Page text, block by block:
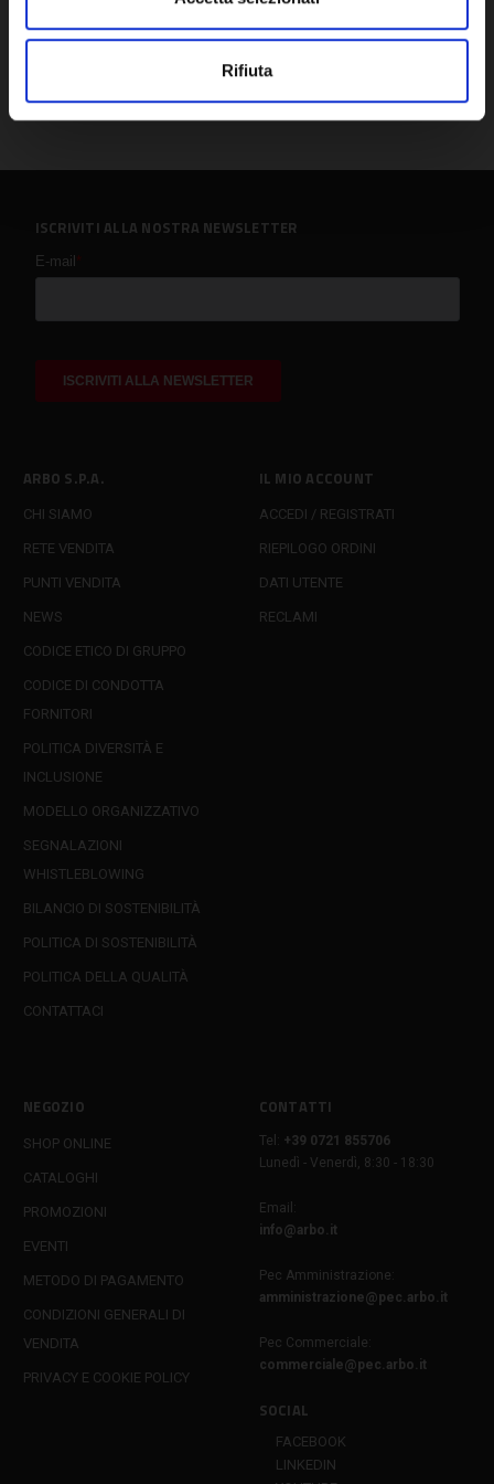
Rifiuta
ARBO S.P.A.
CHI SIAMO
RETE VENDITA
PUNTI VENDITA
NEWS
CODICE ETICO DI GRUPPO
CODICE DI CONDOTTA
FORNITORI
POLITICA DIVERSITÀ E
INCLUSIONE
MODELLO ORGANIZZATIVO
SEGNALAZIONI
WHISTLEBLOWING
BILANCIO DI SOSTENIBILITÀ
POLITICA DI SOSTENIBILITÀ
POLITICA DELLA QUALITÀ
CONTATTACI
IL MIO ACCOUNT
ACCEDI / REGISTRATI
RIEPILOGO ORDINI
DATI UTENTE
RECLAMI
NEGOZIO
SHOP ONLINE
CATALOGHI
PROMOZIONI
EVENTI
METODO DI PAGAMENTO
CONDIZIONI GENERALI DI
VENDITA
PRIVACY E COOKIE POLICY
CONTATTI
Tel:
+39 0721 855706
Lunedì - Venerdì, 8:30 - 18:30
Email:
info@arbo.it
Pec Amministrazione:
amministrazione@pec.arbo.it
Pec Commerciale:
commerciale@pec.arbo.it
SOCIAL
FACEBOOK
LINKEDIN
ISCRIVITI ALLA NOSTRA NEWSLETTER